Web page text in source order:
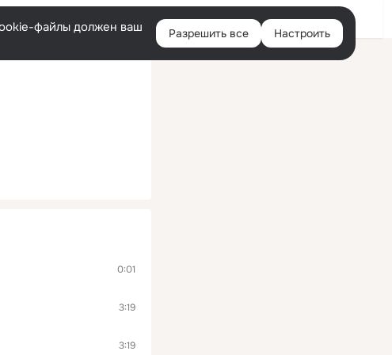
Войти
файлы должен ваш
Разрешить все Настроить
0:01
3:19
3:19